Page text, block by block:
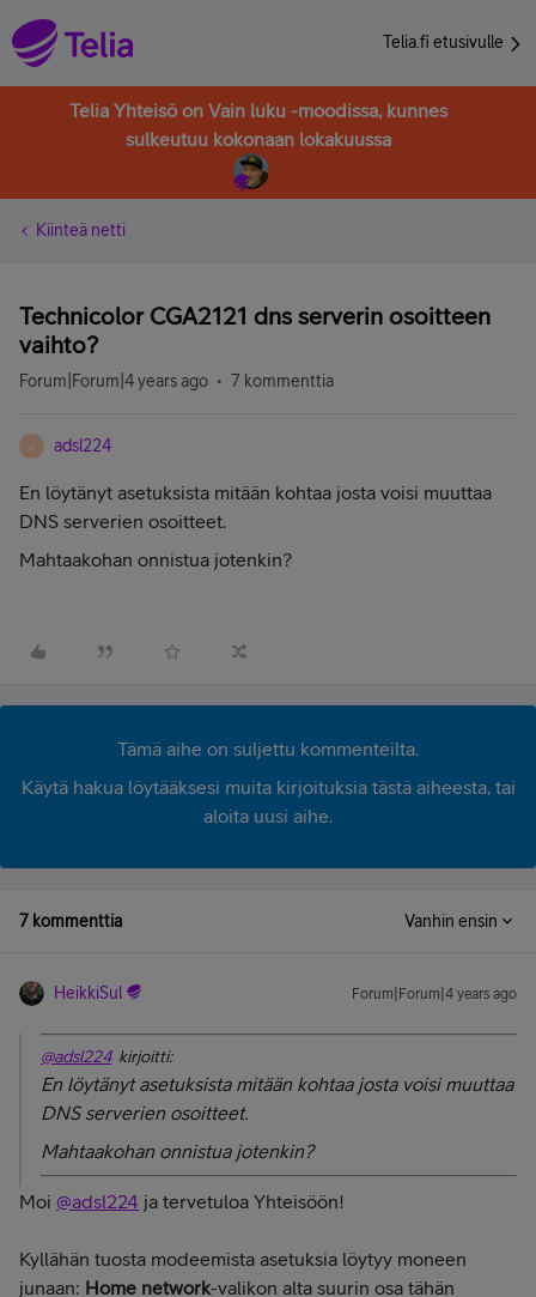
Telia.fi etusivulle
Telia Yhteisö on Vain luku -moodissa, kunnes
sulkeutuu kokonaan lokakuussa
Kiinteä netti
Technicolor CGA2121 dns serverin osoitteen
vaihto?
Forum|Forum|4 years ago 7 kommenttia
A adsl224
En löytänyt asetuksista mitään kohtaa josta voisi muuttaa
DNS serverien osoitteet.
Mahtaakohan onnistua jotenkin?
Tämä aihe on suljettu kommenteilta.
Käytä hakua löytääksesi muita kirjoituksia tästä aiheesta, tai
aloita uusi aihe.
7 kommenttia Vanhin ensin
HeikkiSul Forum|Forum|4 years ago
@adsl224kirjoitti:
En löytänyt asetuksista mitään kohtaa josta voisi muuttaa
DNS serverien osoitteet.
Mahtaakohan onnistua jotenkin?
Moi @adsl224 ja tervetuloa Yhteisöön!
Kyllähän tuosta modeemista asetuksia löytyy moneen
junaan: Home network-valikon alta suurin osa tähän